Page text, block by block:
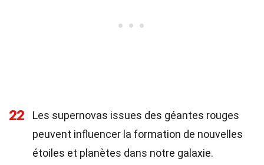
22
Les supernovas issues des géantes rouges
peuvent influencer la formation de nouvelles
étoiles et planètes dans notre galaxie.